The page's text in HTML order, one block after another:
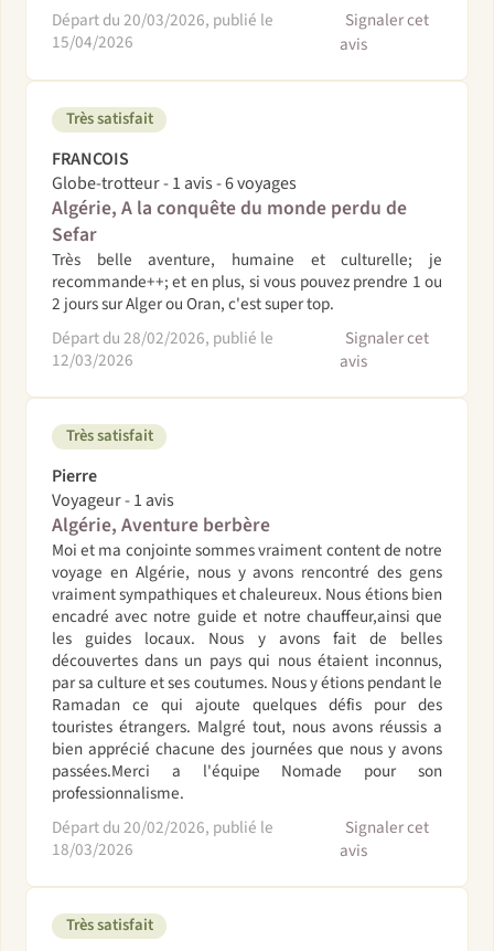
Départ du 20/03/2026, publié le
15/04/2026
Signaler cet
avis
Très satisfait
FRANCOIS
Globe-trotteur - 1 avis - 6 voyages
Algérie, A la conquête du monde perdu de
Sefar
Très belle aventure, humaine et culturelle; je
recommande++; et en plus, si vous pouvez prendre 1 ou
2 jours sur Alger ou Oran, c'est super top.
Départ du 28/02/2026, publié le
12/03/2026
Signaler cet
avis
Très satisfait
Pierre
Voyageur - 1 avis
Algérie, Aventure berbère
Moi et ma conjointe sommes vraiment content de notre
voyage en Algérie, nous y avons rencontré des gens
vraiment sympathiques et chaleureux. Nous étions bien
encadré avec notre guide et notre chauffeur,ainsi que
les guides locaux. Nous y avons fait de belles
découvertes dans un pays qui nous étaient inconnus,
par sa culture et ses coutumes. Nous y étions pendant le
Ramadan ce qui ajoute quelques défis pour des
touristes étrangers. Malgré tout, nous avons réussis a
bien apprécié chacune des journées que nous y avons
passées.Merci a l'équipe Nomade pour son
professionnalisme.
Départ du 20/02/2026, publié le
18/03/2026
Signaler cet
avis
Très satisfait